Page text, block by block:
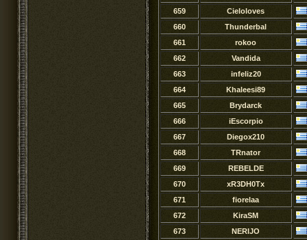
659
Cieloloves
660
Thunderbal
661
rokoo
662
Vandida
663
infeliz20
664
Khaleesi89
665
Brydarck
666
iEscorpio
667
Diegox210
668
TRnator
669
REBELDE
670
xR3DH0Tx
671
fiorelaa
672
KiraSM
673
NERIJO